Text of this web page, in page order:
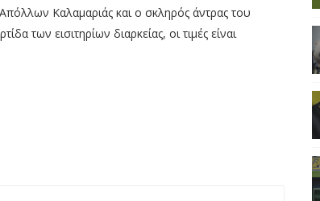
Καλαμαριάς και ο σκληρός άντρας του
των εισιτηρίων διαρκείας, οι τιμές είναι